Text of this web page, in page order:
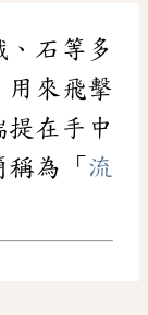
石等多
用來飛擊
在手中
為「 流